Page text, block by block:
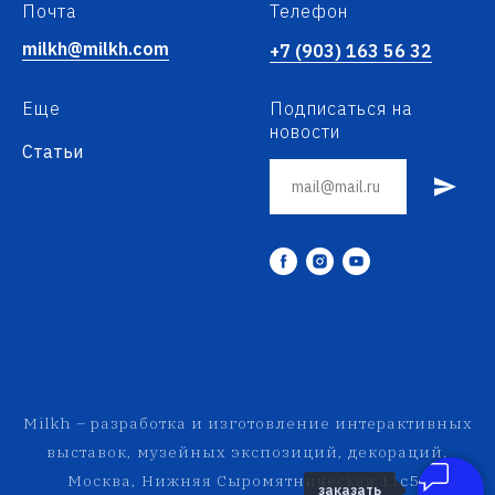
заказать
Почта
milkh@milkh.com
Телефон
+7 (903) 163 56 32
Еще
Статьи
Подписаться на
новости
Milkh – разработка и изготовление интерактивных
выставок, музейных экспозиций, декораций.
Москва, Нижняя Сыромятническая 11с52